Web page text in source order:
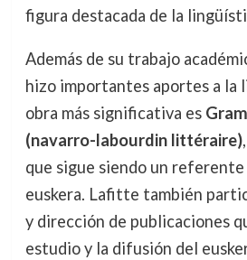
figura destacada de la
Además de su trabajo
hizo importantes aportes a la
obra más significativa es
(navarro-labourdin littéraire)
que sigue siendo un
euskera. Lafitte también
y dirección de publicaciones
estudio y la difusión del